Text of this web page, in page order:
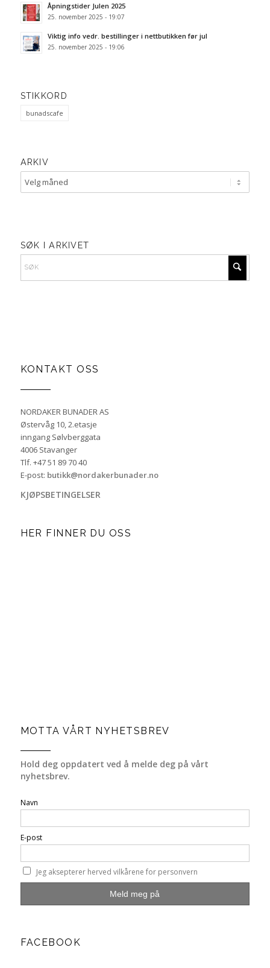
Åpningstider Julen 2025
25. november 2025 - 19:07
Viktig info vedr. bestillinger i nettbutikken før jul
25. november 2025 - 19:06
STIKKORD
bunadscafe
ARKIV
SØK I ARKIVET
KONTAKT OSS
NORDAKER BUNADER AS
Østervåg 10, 2.etasje
inngang Sølvberggata
4006 Stavanger
Tlf. +47 51 89 70 40
E-post: butikk@nordakerbunader.no
KJØPSBETINGELSER
HER FINNER DU OSS
MOTTA VÅRT NYHETSBREV
Hold deg oppdatert ved å melde deg på vårt
nyhetsbrev.
Navn
E-post
Jeg aksepterer herved vilkårene for personvern
FACEBOOK